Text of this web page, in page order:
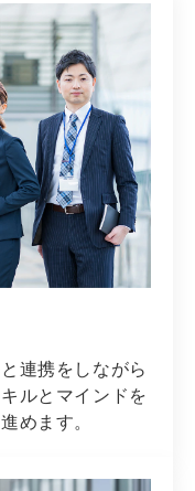
連携をしながら
ルとマインドを
めます。